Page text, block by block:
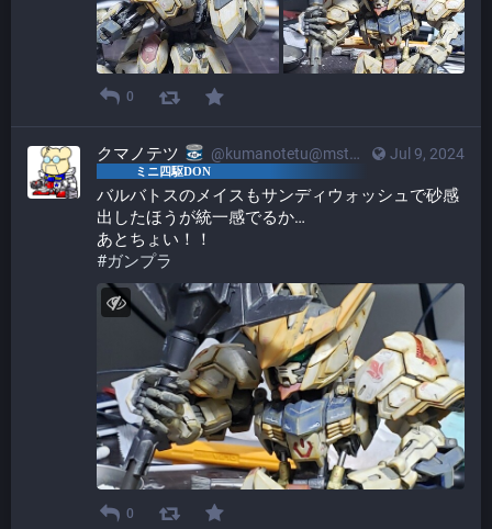
0
Jul 9, 2024
クマノテツ @kumanotetu@mstdn.mini4wd-engineer.com
バルバトスのメイスもサンディウォッシュで砂感
出したほうが統一感でるか…
あとちょい！！
#ガンプラ
0